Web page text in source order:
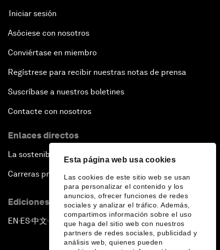
Esta página web usa cookies
Las cookies de este sitio web se usan
para personalizar el contenido y los
anuncios, ofrecer funciones de redes
sociales y analizar el tráfico. Además,
compartimos información sobre el uso
que haga del sitio web con nuestros
partners de redes sociales, publicidad y
análisis web, quienes pueden
Iniciar sesión
Asóciese con nosotros
Conviértase en miembro
Regístrese para recibir nuestras notas de prensa
Suscríbase a nuestros boletines
Contacte con nosotros
Enlaces directos
La sostenibilidad en el Foro
Carreras profesionales
Ediciones en otros idiomas
EN ▪ES▪中文▪ 日本語